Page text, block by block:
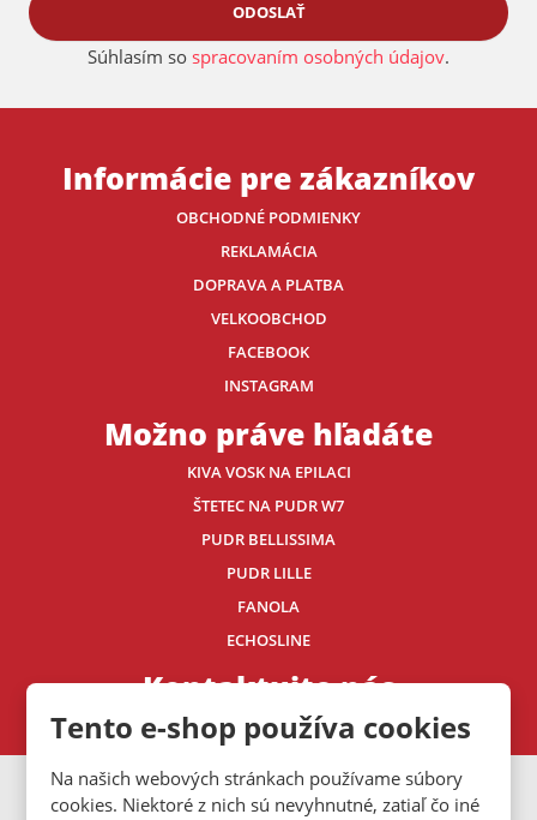
Tento e-shop používa cookies
Na našich webových stránkach používame súbory
cookies. Niektoré z nich sú nevyhnutné, zatiaľ čo iné
ODOSLAŤ
Súhlasím so spracovaním osobných údajov.
Informácie pre zákazníkov
OBCHODNÉ PODMIENKY
REKLAMÁCIA
DOPRAVA A PLATBA
VELKOOBCHOD
FACEBOOK
INSTAGRAM
Možno práve hľadáte
KIVA VOSK NA EPILACI
ŠTETEC NA PUDR W7
PUDR BELLISSIMA
PUDR LILLE
FANOLA
ECHOSLINE
Kontaktujte nás
VISA MasterCard
Maestro